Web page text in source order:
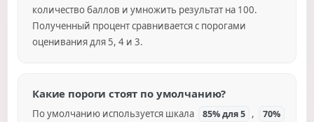
количество баллов и умножить результат на 100.
Полученный процент сравнивается с порогами
оценивания для 5, 4 и 3.
Какие пороги стоят по умолчанию?
По умолчанию используется шкала 85% для 5 ,
70%